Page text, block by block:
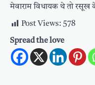
मेवाराम विधायक थे तो रसूख के
Post Views: 578
Spread the love